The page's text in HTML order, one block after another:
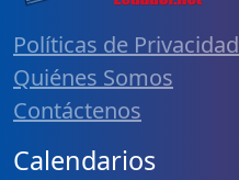
Políticas de Privacidad
Quiénes Somos
Contáctenos
Calendarios